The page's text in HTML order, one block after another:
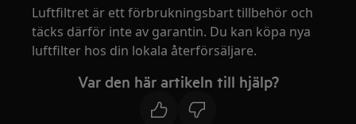
Luftfiltret är ett förbrukningsbart tillbehör och
täcks därför inte av garantin. Du kan köpa nya
luftfilter hos din lokala återförsäljare.
Var den här artikeln till hjälp?